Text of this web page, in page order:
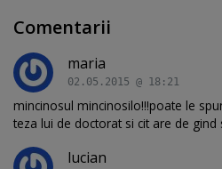
Comentarii
maria
02.05.2015 @ 18:21
mincinosul mincinosilo!!!poate le
teza lui de doctorat si cit are de gind
lucian